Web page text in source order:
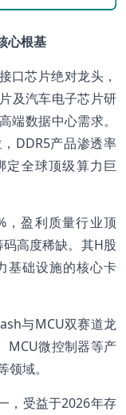
心根基
口芯片绝对龙头，
及汽车电子芯片研
端数据中心需求。
DDR5产品渗透率
定全球顶级算力巨
，盈利质量行业顶
高度稀缺。其H股
基础设施的核心卡
与MCU双赛道龙
MCU微控制器等产
域。
，受益于2026年存